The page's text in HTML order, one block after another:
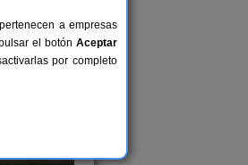
a empresas
el botón Aceptar
por completo